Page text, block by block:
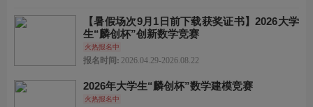
【暑假场次9月1日前下载获奖证书】2026大学
生“麟创杯”创新数学竞赛
火热报名中
报名时间: 2026.04.29-2026.08.22
2026年大学生“麟创杯”数学建模竞赛
火热报名中